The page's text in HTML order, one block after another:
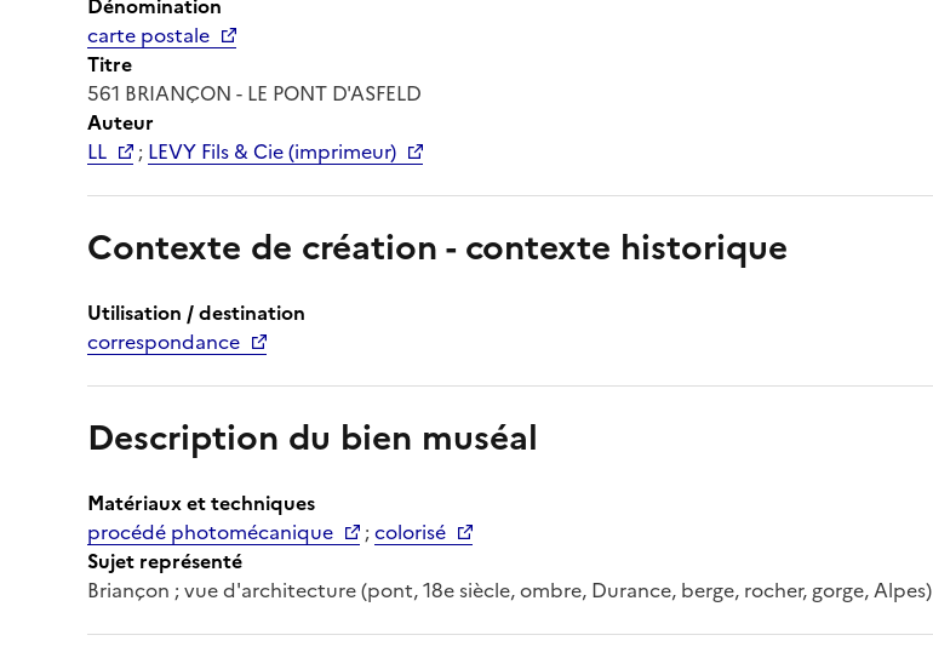
carte postale
Titre
561 BRIANÇON - LE PONT D'ASFELD
Auteur
LL
; LEVY Fils & Cie (imprimeur)
Contexte de création - contexte historique
Utilisation / destination
correspondance
Description du bien muséal
Matériaux et techniques
procédé photomécanique
;colorisé
Sujet représenté
Briançon ; vue d'architecture (pont, 18e siècle, ombre, Durance, berge, rocher, gorge, Alpes)